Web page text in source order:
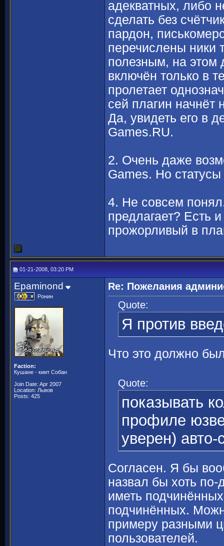
адекватных, либо
сделать без
пардон,
перечислены ники
полезным, на этом
включён только в
пролетает
сей плагин начнёт
Да, увидеть его в
Games.RU.
2. Очень даже
Games. Но
4. Не совсем
предлагает? Есть
прожорливый в
01-21-2008, 03:20 PM
Epaminond
Ронин
Faction:
Кушане - киит Собан
Join Date: Apr 2007
Location: Львов
Posts: 425
Re: Пожелания
Quote:
Я против
Что это должно
Quote:
показывать
профиле
уверен) авто-
Согласен. Я бы
назвал бы хоть
иметь
подчинённых.
примеру разными
пользователей.